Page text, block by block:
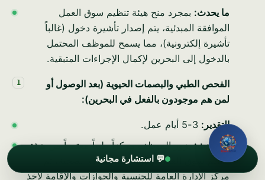
ما يحدث: بمجرد منح هيئة تنظيم سوق العمل
الموافقة المبدئية، يتم إصدار تأشيرة دخول (غالباً
تأشيرة إلكترونية)، مما يسمح للموظف المحتمل
بالدخول إلى البحرين لإكمال الإجراءات المتبقية.
الفحص الطبي والبصمات الحيوية (بعد الوصول أو
لمن هم موجودون بالفعل في البحرين):
التقدير:
ما يحدث:يزور الموظف مركزاً طبياً معتمداً من هيئة
تنظيم سوق العمل لإجراء الفحوصات الصحية، ثم
مركز الإدارة العامة للجنسية والجوازات والإقامة لأخذ
💬 استشارة مجانية
الهاتف / الواتساب
كيف يمكننا مساعدتك؟
بالكامل.